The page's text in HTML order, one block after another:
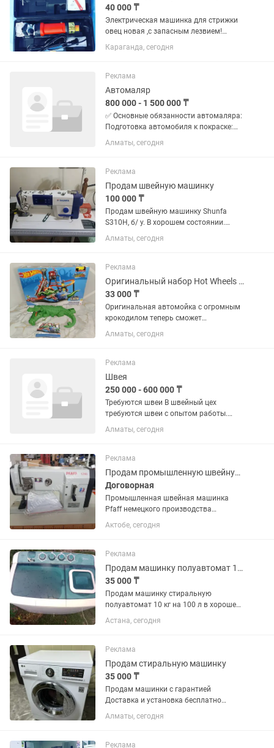
40 000 ₸
Электрическая машинка для стрижки
овец новая ,с запасным лезвием!
Всегда в продаже в нашей ветаптеке
клиники DOCTOR VET,ул. Карла
Караганда, сегодня
Реклама
Автомаляр
800 000 - 1 500 000 ₸
✅ Основные обязанности автомаляра:
Подготовка автомобиля к покраске:
Очистка, обезжиривание поверхностей.
Шлифовка и шпаклевка кузова.
Подбор цвета и смешивание...
Алматы, сегодня
Реклама
Продам швейную машинку
100 000 ₸
Продам швейную машинку Shunfa
S310H, б/ у. В хорошем состоянии.
Самовывоз. Масло в подарок
Алматы, сегодня
Реклама
Оригинальный набор Hot Wheels Ultimate Gator Car Wash
33 000 ₸
Оригинальная автомойка с огромным
крокодилом теперь сможет
порадовать и вашего ребенка!
Увлекательный конструктор с треком,
меняющей цвет - идеальный подарок!
Упаковка,...
Алматы, сегодня
Реклама
Швея
250 000 - 600 000 ₸
Требуются швеи В швейный цех
требуются швеи с опытом работы.
Требования: Опыт работы на швейных
машинках Аккуратность и
работать быстро и качественно
Ответственность и...
Алматы, сегодня
Реклама
Продам промышленную швейную машинку PFAFF для кожи и толстых тканей
Договорная
Промышленная швейная машинка
Pfaff немецкого производства
подходит для толстых тканей , кожи и
дубленок . Состояние отличное.
Актобе, сегодня
Реклама
Продам машинку полуавтомат 100 л 10 кг
35 000 ₸
Продам машинку стиральную
полуавтомат 10 кг на 100 л в хорошем
состоянии пользовались 1 год 2 года
стояла в гараже в рабочем состоянии
Астана, сегодня
Реклама
Продам стиральную машинку
35 000 ₸
Продам машинки с гарантией
Доставка и установка бесплатно
можно обмен на не рабочий с
доплатой Позвоните уточните
Алматы, сегодня
Реклама